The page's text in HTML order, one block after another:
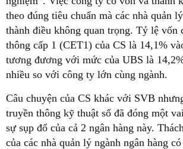
theo đúng tiêu chuẩn mà các nhà quản
thành điều không quan trọng. Tỷ lệ vốn
thông cấp 1 (CET1) của CS là 14,1%
tương đương với mức của UBS là
nhiều so với công ty lớn cùng ngành.
Câu chuyện của CS khác với SVB
truyền thông kỹ thuật số đã đóng một
sự sụp đổ của cả 2 ngân hàng này.
của các nhà quản lý ngành ngân hàng